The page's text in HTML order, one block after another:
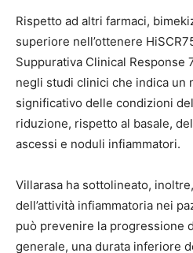
Rispetto ad altri farmaci,
superiore nell’ottenere
Suppurativa Clinical Response
negli studi clinici che indica un
significativo delle condizioni
riduzione, rispetto al basale,
ascessi e noduli infiammatori.
Villarasa ha sottolineato,
dell’attività infiammatoria nei
può prevenire la progressione
generale, una durata inferiore